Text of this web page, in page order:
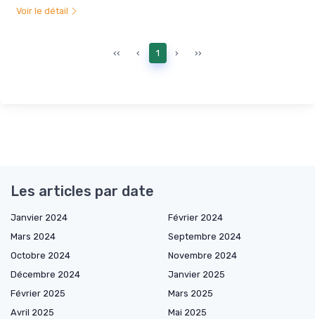
Voir le détail
‹‹ ‹ 1 › ››
Les articles par date
Janvier 2024
Février 2024
Mars 2024
Septembre 2024
Octobre 2024
Novembre 2024
Décembre 2024
Janvier 2025
Février 2025
Mars 2025
Avril 2025
Mai 2025